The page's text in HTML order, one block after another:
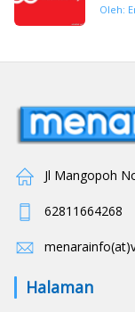
Oleh:
Jl Mangopoh
62811664268
Halaman